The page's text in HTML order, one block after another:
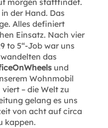
morgen stattfindet.
der Hand. Das
Alles definiert
Einsatz. Nach vier
to 5“-Job war uns
das
und
Wohnmobil
– die Welt zu
gelang es uns
von acht auf circa
kappen.